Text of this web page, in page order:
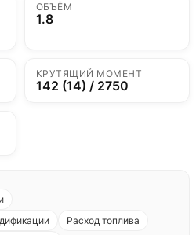
ОБЪЁМ
1.8
КРУТЯЩИЙ МОМЕНТ
142 (14) / 2750
Расход топлива